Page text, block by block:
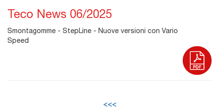
Teco News 06/2025
Smontagomme - StepLine - Nuove versioni con Vario
Speed
<<<